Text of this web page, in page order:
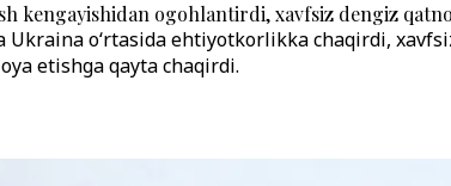
kengayishidan ogohlantirdi, xavfsiz dengiz
Ukraina o‘rtasida ehtiyotkorlikka chaqirdi,
etishga qayta chaqirdi.